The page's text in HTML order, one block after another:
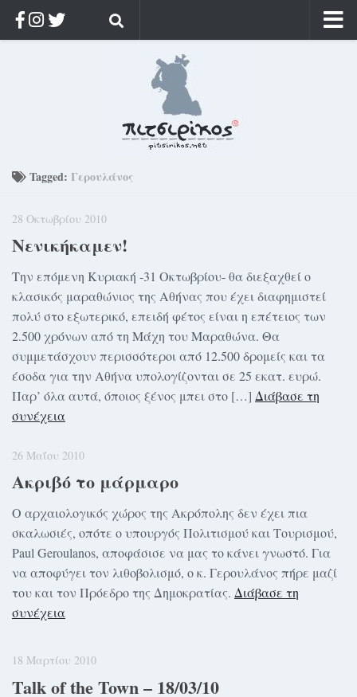
Ρίζα & Διάρκεια
Διαφήμιση
Γίνετε συνδρομητής
Μόνο για συνδρομητές
Log in
Tagged: Γερουλάνος
28 Οκτωβρίου 2010
Νενικήκαμεν!
Την επόμενη Κυριακή -31 Οκτωβρίου- θα διεξαχθεί ο
κλασικός μαραθώνιος της Αθήνας που έχει διαφημιστεί
πολύ στο εξωτερικό, επειδή φέτος είναι η επέτειος των
2.500 χρόνων από τη Μάχη του Μαραθώνα. Θα
συμμετάσχουν περισσότεροι από 12.500 δρομείς και τα
έσοδα για την Αθήνα υπολογίζονται σε 25 εκατ. ευρώ.
Παρ’ όλα αυτά, όποιος ξένος μπει στο […] Διάβασε τη
συνέχεια
26 Μαΐου 2010
Ακριβό το μάρμαρο
Ο αρχαιολογικός χώρος της Ακρόπολης δεν έχει πια
σκαλωσιές, οπότε ο υπουργός Πολιτισμού και Τουρισμού,
Paul Geroulanos, αποφάσισε να μας το κάνει γνωστό. Για
να αποφύγει τον λιθοβολισμό, ο κ. Γερουλάνος πήρε μαζί
του και τον Πρόεδρο της Δημοκρατίας. Διάβασε τη
συνέχεια
18 Μαρτίου 2010
Talk of the Town – 18/03/10